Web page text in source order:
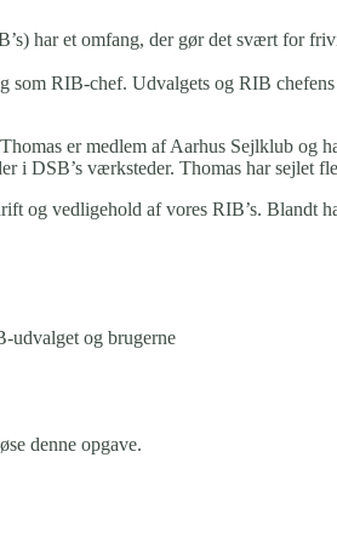
har et omfang, der gør det svært for
RIB-chef. Udvalgets og RIB
er medlem af Aarhus Sejlklub og
i DSB’s værksteder. Thomas har sejlet
og vedligehold af vores RIB’s. Blandt
udvalget og brugerne
denne opgave.